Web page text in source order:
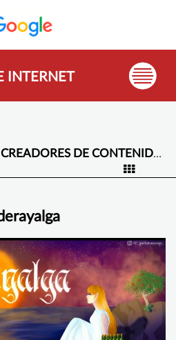
INTERNET
MARCA PERSONAL Y CREADORES DE CONTENIDO -